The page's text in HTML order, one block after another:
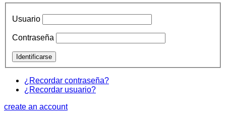
Usuario
Contraseña
¿Recordar contraseña?
¿Recordar usuario?
create an account